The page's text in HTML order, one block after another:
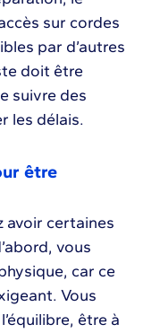
sur cordes
par d’autres
doit être
suivre des
les délais.
être
avoir certaines
vous
car ce
Vous
être à